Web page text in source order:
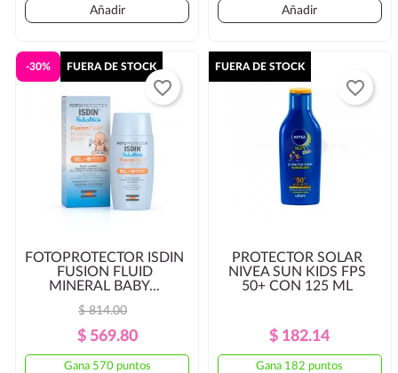
Añadir Añadir
FOTOPROTECTOR ISDIN
FUSION FLUID
MINERAL BABY...
Precio
Regular
$ 814.00
Precio
$ 569.80
Gana 570 puntos
-30% FUERA DE STOCK
favorite_border
PROTECTOR SOLAR
NIVEA SUN KIDS FPS
50+ CON 125 ML
Precio
Regular
Precio
$ 182.14
Gana 182 puntos
FUERA DE STOCK
favorite_border